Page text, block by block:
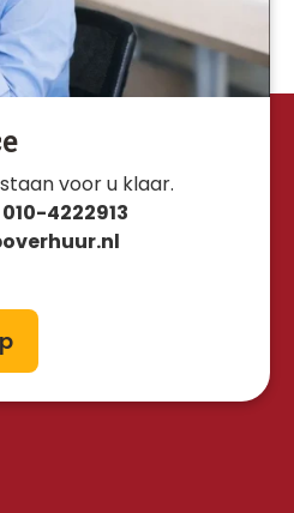
voor u klaar.
010-4222913